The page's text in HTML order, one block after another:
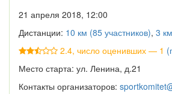
21 апреля 2018, 12:00
Дистанции: 10 км (85 участников), 3
2.4, число оценивших — 1
Место старта: ул. Ленина, д.21
Контакты организаторов: